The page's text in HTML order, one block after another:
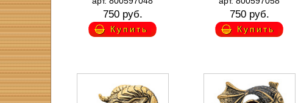
750 руб.
Купить
750 руб.
Купить